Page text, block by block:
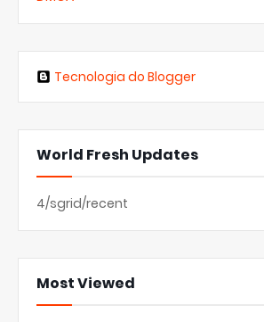
Tecnologia do Blogger
World Fresh Updates
4/sgrid/recent
Most Viewed